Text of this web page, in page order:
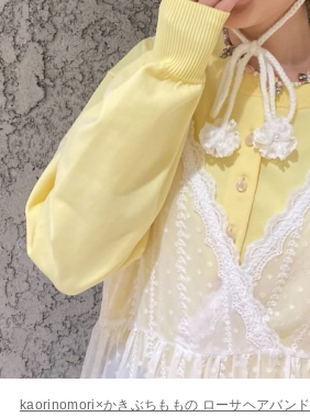
kaorinomori×かきぶちももの ローサヘアバンド